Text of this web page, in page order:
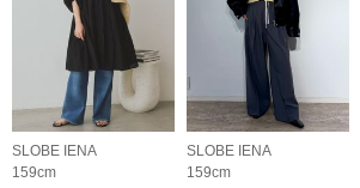
SLOBE IENA
159cm
SLOBE IENA
159cm